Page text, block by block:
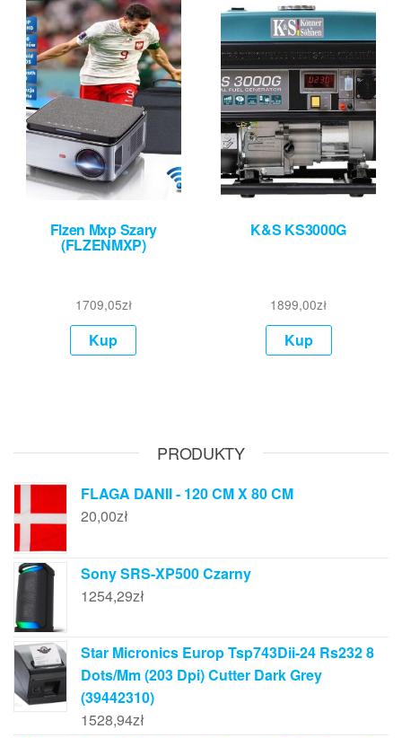
Flzen Mxp Szary
(FLZENMXP)
1709,05zł
Kup
K&S KS3000G
1899,00zł
Kup
PRODUKTY
FLAGA DANII - 120 CM X 80 CM
20,00zł
Sony SRS-XP500 Czarny
1254,29zł
Star Micronics Europ Tsp743Dii-24 Rs232 8
Dots/Mm (203 Dpi) Cutter Dark Grey
(39442310)
1528,94zł